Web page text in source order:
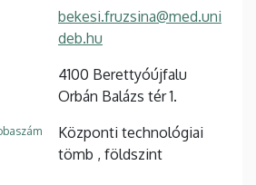
bekesi.fruzsina@med.uni
deb.hu
4100 Berettyóújfalu
Orbán Balázs tér 1.
Központi technológiai
tömb , földszint